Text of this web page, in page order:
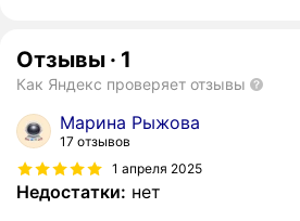
Отзывы · 1
Как Яндекс проверяет отзывы
Марина Рыжова
17 отзывов
1 апреля 2025
Недостатки: нет